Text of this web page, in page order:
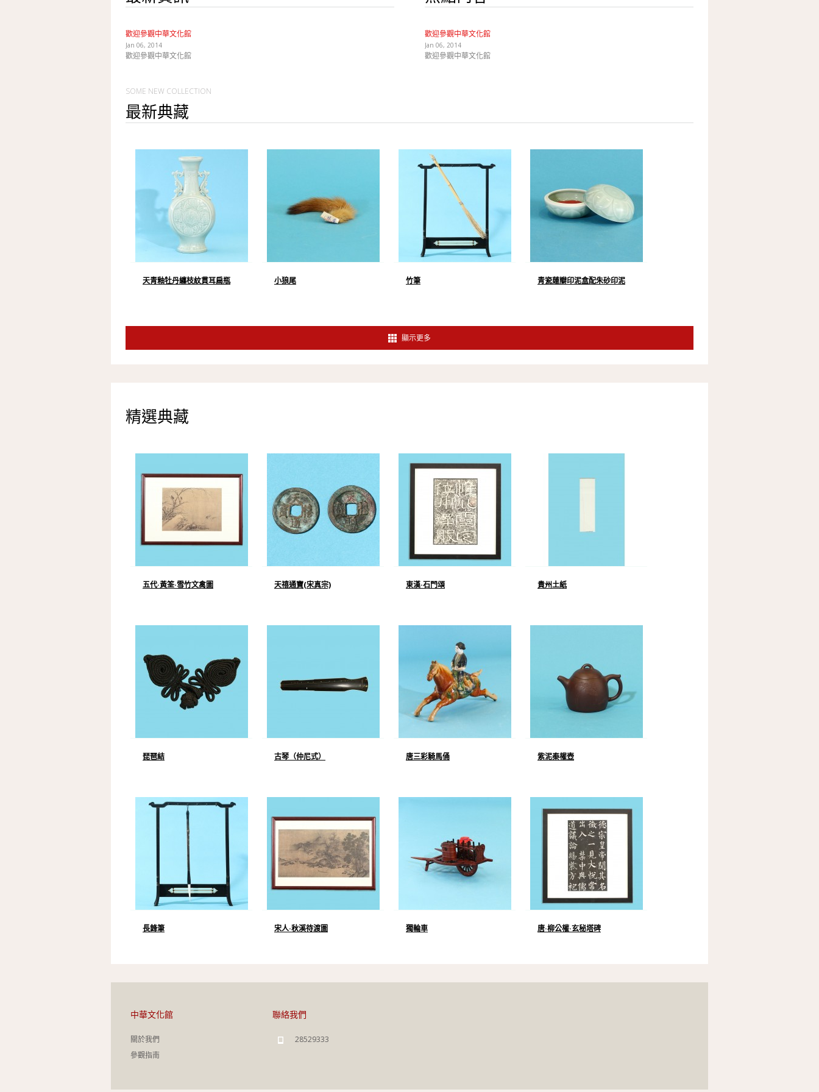
歡迎參觀中華文化館
Jan 06, 2014
歡迎參觀中華文化館
歡迎參觀中華文化館
Jan 06, 2014
歡迎參觀中華文化館
SOME NEW COLLECTION
最新典藏
天青釉牡丹纏枝紋貫耳扁瓶 小狼尾 竹筆 青瓷蓮瓣印泥盒配朱砂印泥
顯示更多
精選典藏
五代·黃筌·雪竹文禽圖 天禧通寶(宋真宗) 東漢·石門頌 貴州土紙
琵琶結 古琴（仲尼式） 唐三彩騎馬俑 紫泥秦權壺
長鋒筆 宋人·秋溪待渡圖 獨輪車 唐·柳公權·玄秘塔碑
中華文化館
關於我們
參觀指南
聯絡我們
28529333